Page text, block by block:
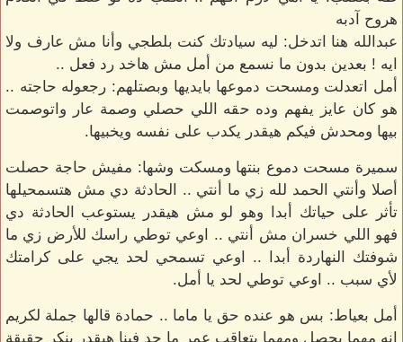
هروح آدبه
عبدالله هنا اتدخل: ليه سيادتك كنت بلطجي وأنا مش عارف ولا
ايه ! بعدين بدون ما نسمع من أمل مش هاخد رد فعل ..
أمل اتعدلت ومسحت دموعها بايديها وبصتلهم: رجعوله حاجته ..
هو كان عايز يفهم وده حقه اللي حصلي وصمة عار واتوصمت
بيها ومحدش فيكم هيقدر يكدب على نفسه ويخبيها.
سميرة مسحت دموع بنتها ومسكت وشها: مفيش حاجة حصلت
أصلا وأنتي الحمد لله زي ما أنتي .. الحادثة دي مش هتسمحيلها
تأثر على حياتك أبدا وهو لو مش هيقدر يستوعب الحادثة دي
فهو اللي خسران مش أنتي .. اوعي توطي راسك للأرض زي ما
شوفتك النهاردة أبدا .. اوعي تسمحي لحد يجي على كرامتك
لأي سبب .. اوعي توطي لحد يا أمل.
أمل بعياط: بس هو عنده حق يا ماما .. حمادة قالها جملة لكريم
إنه مهما يحصل ومهما يتعاقب عمر ما حد فينا هيقدر ينكر حقيقة